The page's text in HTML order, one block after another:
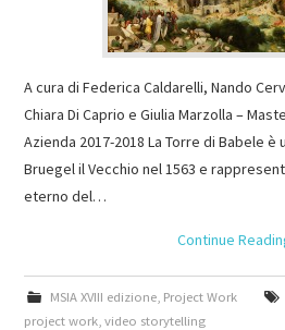
A cura di Federica Caldarelli, Nando
Chiara Di Caprio e Giulia Marzolla –
Azienda 2017-2018 La Torre di Babele
Bruegel il Vecchio nel 1563 e
eterno del…
Continue
MSIA XVIII edizione, Project Work
project work ,video storytelling